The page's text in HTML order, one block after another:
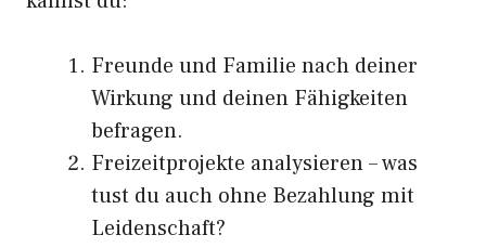
Freunde und Familie nach deiner
Wirkung und deinen Fähigkeiten
befragen.
Freizeitprojekte analysieren – was
tust du auch ohne Bezahlung mit
Leidenschaft?